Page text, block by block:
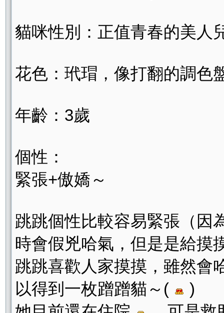
貓咪性別：正值青春的美人
花色：玳瑁，像打翻的調色
年齡：3歲
個性：
緊張+傲嬌～
跳跳個性比較容易緊張（因
時會假兇哈氣，但是是給摸
跳跳喜歡人家摸摸，雖然會
以得到一枚蹭蹭貓～(
)